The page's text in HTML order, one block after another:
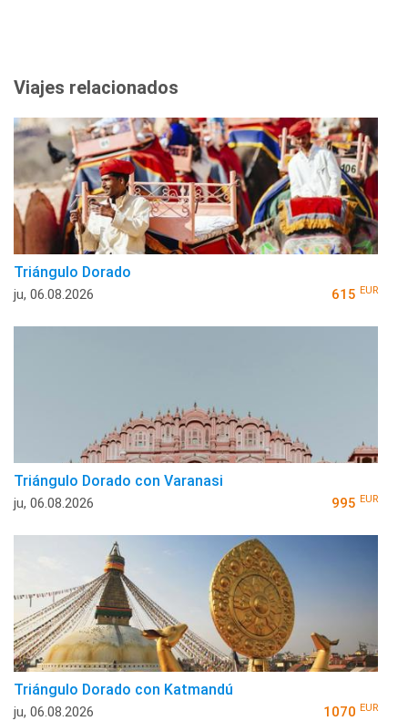
Viajes relacionados
Triángulo Dorado
ju, 06.08.2026 615 EUR
Triángulo Dorado con Varanasi
ju, 06.08.2026 995 EUR
Triángulo Dorado con Katmandú
ju, 06.08.2026 1070 EUR